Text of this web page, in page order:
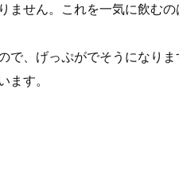
ません。これを一気に飲むの
で、げっぷがでそうになり
ます。